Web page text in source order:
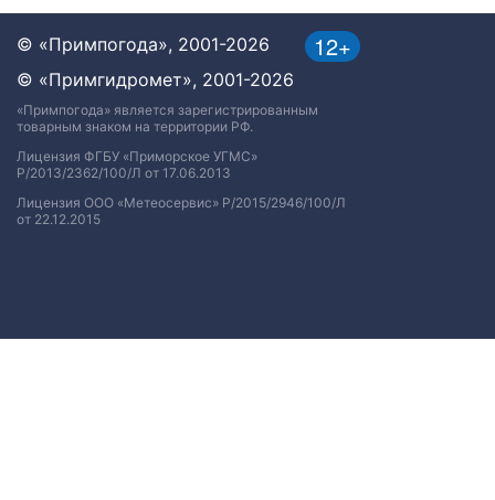
12+
© «Примпогода», 2001-2026
© «Примгидромет», 2001-2026
«Примпогода» является зарегистрированным
товарным знаком на территории РФ.
Лицензия ФГБУ «Приморское УГМС»
Р/2013/2362/100/Л от 17.06.2013
Лицензия ООО «Метеосервис» Р/2015/2946/100/Л
от 22.12.2015